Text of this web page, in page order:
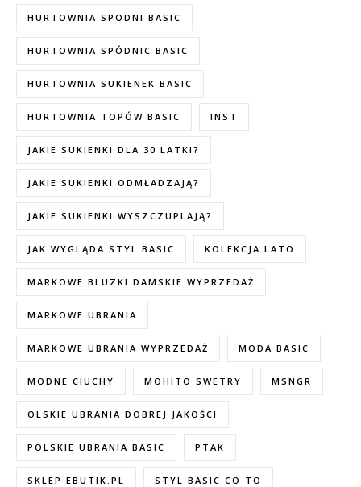
HURTOWNIA SPODNI BASIC
HURTOWNIA SPÓDNIC BASIC
HURTOWNIA SUKIENEK BASIC
HURTOWNIA TOPÓW BASIC INST
JAKIE SUKIENKI DLA 30 LATKI?
JAKIE SUKIENKI ODMŁADZAJĄ?
JAKIE SUKIENKI WYSZCZUPLAJĄ?
JAK WYGLĄDA STYL BASIC KOLEKCJA LATO
MARKOWE BLUZKI DAMSKIE WYPRZEDAŻ
MARKOWE UBRANIA
MARKOWE UBRANIA WYPRZEDAŻ MODA BASIC
MODNE CIUCHY MOHITO SWETRY MSNGR
OLSKIE UBRANIA DOBREJ JAKOŚCI
POLSKIE UBRANIA BASIC PTAK
SKLEP EBUTIK.PL STYL BASIC CO TO